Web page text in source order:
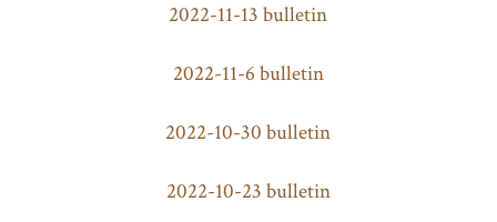
2022-11-13 bulletin
2022-11-6 bulletin
2022-10-30 bulletin
2022-10-23 bulletin